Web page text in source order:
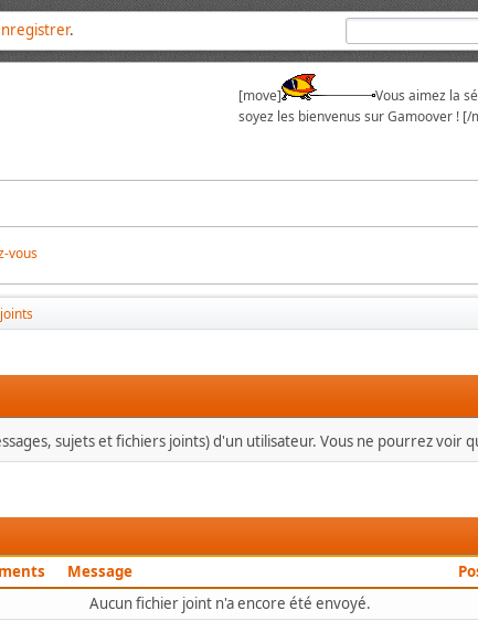
.
[move]
Vous aimez la
soyez les bienvenus sur Gamoover ! [/
vous
sujets et fichiers joints) d'un utilisateur. Vous ne pourrez voir
Message
Aucun fichier joint n'a encore été envoyé.